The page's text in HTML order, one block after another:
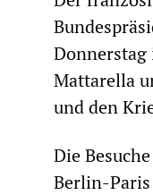
Mattarella
und den
Die
Berlin-Paris